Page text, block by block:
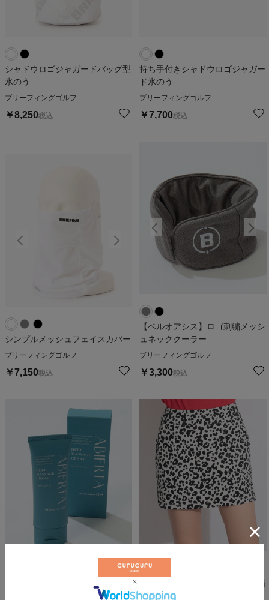
シャドウロゴジャガードバッグ型
氷のう
ブリーフィングゴルフ
￥8,250税込
持ち手付きシャドウロゴジャガー
ド氷のう
ブリーフィングゴルフ
￥7,700税込
シンプルメッシュフェイスカバー
ブリーフィングゴルフ
￥7,150税込
【ベルオアシス】ロゴ刺繍メッシ
ュネッククーラー
ブリーフィングゴルフ
￥3,300税込
【ABIERTA】ディープマッサージ
一体型ぺチパンツ付レオパード柄
スカート